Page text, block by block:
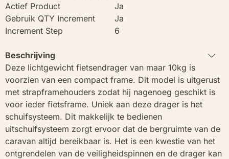
Actief Product
Ja
Gebruik QTY Increment
Ja
Increment Step
6
Beschrijving
Deze lichtgewicht fietsendrager van maar 10kg is
voorzien van een compact frame. Dit model is uitgerust
met strapframehouders zodat hij nagenoeg geschikt is
voor ieder fietsframe. Uniek aan deze drager is het
schuifsysteem. Dit makkelijk te bedienen
uitschuifsysteem zorgt ervoor dat de bergruimte van de
caravan altijd bereikbaar is. Het is een kwestie van het
ontgrendelen van de veiligheidspinnen en de drager kan